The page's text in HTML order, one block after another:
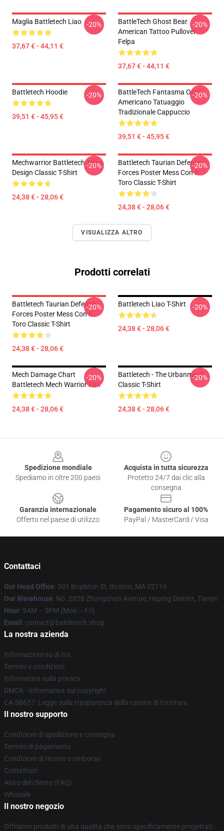
Maglia Battletech Liao
37,67 € - 44,11 €
-20%
BattleTech Ghost Bear
American Tattoo Pullover
Felpa
37,67 € - 44,11 €
-20%
Battletech Hoodie
39,51 € - 45,95 €
-20%
BattleTech Fantasma Orso
Americano Tatuaggio
Tradizionale Cappuccio
39,51 € - 45,95 €
-20%
Mechwarrior Battletech Tema
Design Classic T-Shirt
24,38 € - 28,06 €
-20%
Battletech Taurian Defense
Forces Poster Mess Con Il
Toro Classic T-Shirt
24,38 € - 28,06 €
-20%
VISUALIZZA ALTRO
Prodotti correlati
Battletech Taurian Defense
Forces Poster Mess Con Il
Toro Classic T-Shirt
24,38 € - 28,06 €
-20% Battletech Liao T-Shirt
24,38 € - 28,06 €
-20%
Mech Damage Chart
Battletech Mech Warrior Fan
24,38 € - 28,06 €
-20%
Battletech - The Urbanmech
Classic T-Shirt
24,38 € - 28,06 €
-20%
Spedizione mondiale
Spediamo in oltre 200 paesi
Acquista in tutta sicurezza
Protetto 24/7 dai clic alla
consegna
Garanzia internazionale
Offerto nel paese di utilizzo
Pagamento sicuro al 100%
PayPal / MasterCard / Visa
Contattaci
Our Head Office: 501 Boylston St, Boston, MA 02116
Our Warehouse: No. 2828 Zhongshan Avenue, Heping District, Tianjin
Hour: 9AM – 5PM (Mon – Fri)
Email : contact@battletech.shop
La nostra azienda
Informazioni su di noi
Termini e condizioni
Informativa sulla privacy
DMCA - Informativa sul copyright
CA SB657: Legge sulla trasparenza della catena di fornitura
Il nostro supporto
Condizioni di spedizione e consegna
Termini di pagamento
Condizioni di ritorno e rimborso
Contattaci
Aiuto del cliente (FAQ)
Whosale
Il nostro negozio
Offriamo prodotti di alta qualità che sono specificamente progettati